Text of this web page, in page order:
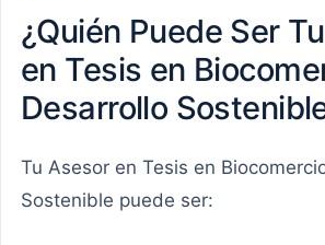
¿Quién Puede Ser
en Tesis en
Desarrollo
Tu Asesor en Tesis en
Sostenible puede ser: